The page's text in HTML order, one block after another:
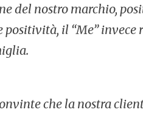
del nostro marchio,
il “Me”
che la nostra